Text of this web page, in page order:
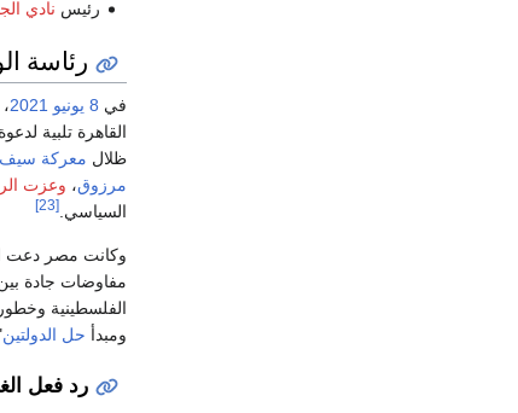
رئيس نادي
رئاسة
في 8 يونيو 2021
القاهرة تلبية
ظلال معركة
مرزوق، وعزت
السياسي. [23]
وكانت مصر دعت
مفاوضات جادة
الفلسطينية
ومبدأ حل الدولتين
رد فعل